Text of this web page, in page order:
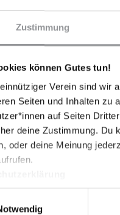
Zustimmung
können Gutes tun!
Verein sind wir
Seiten und Inhalten zu
auf Seiten
deine Zustimmung. Du
oder deine Meinung